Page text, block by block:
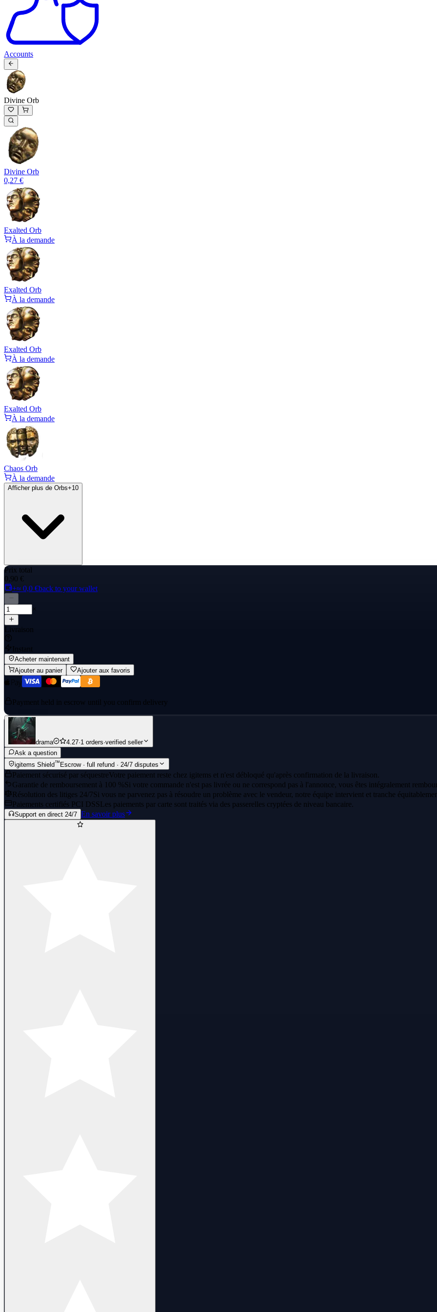
Accounts
Divine Orb
Divine Orb
0,27 €
Exalted Orb
À la demande
Exalted Orb
À la demande
Exalted Orb
À la demande
Exalted Orb
À la demande
Chaos Orb
À la demande
Afficher plus de Orbs+10
Prix total
0,90 €
+≈ 0,0 €back to your wallet
×
Livraison
Instant
Acheter maintenant
Ajouter au panier
Ajouter aux favoris
Payment held in escrow until you confirm delivery
drama 4.27·1 orders·verified seller
Ask a question
igitems Shield™ Escrow · full refund · 24/7 disputes
Paiement sécurisé par séquestreVotre paiement reste chez igitems et n'est débloqué qu'après confirmation de la livraison.
Garantie de remboursement à 100 %Si votre commande n'est pas livrée ou ne correspond pas à l'annonce, vous êtes intégralement
Résolution des litiges 24/7Si vous ne parvenez pas à résoudre un problème avec le vendeur, notre équipe intervient et tranche
Paiements certifiés PCI DSSLes paiements par carte sont traités via des passerelles cryptées de niveau bancaire.
Support en direct 24/7 En savoir plus